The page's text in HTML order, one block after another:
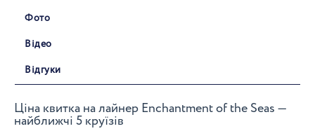
Фото
Відео
Відгуки
Ціна квитка на лайнер Enchantment of the Seas —
найближчі 5 круїзів